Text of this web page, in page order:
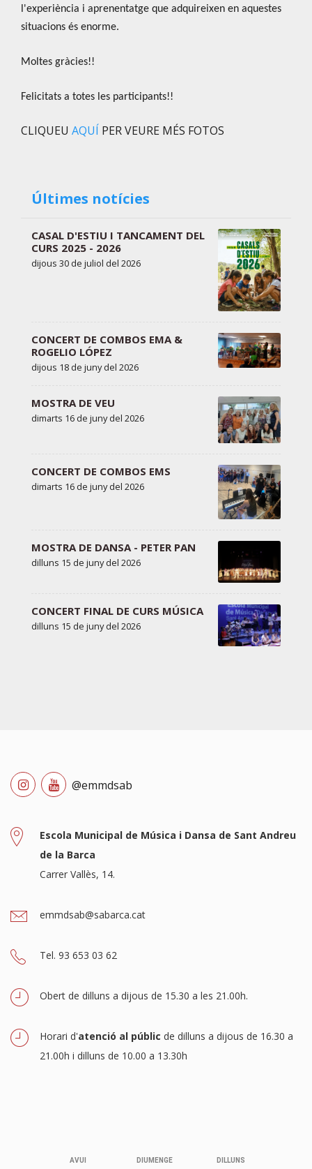
l'experiència i aprenentatge que adquireixen en aquestes
situacions és enorme.
Moltes gràcies!!
Felicitats a totes les participants!!
CLIQUEU AQUÍ PER VEURE MÉS FOTOS
Últimes notícies
CASAL D'ESTIU I TANCAMENT DEL
CURS 2025 - 2026
dijous 30 de juliol del 2026
CONCERT DE COMBOS EMA &
ROGELIO LÓPEZ
dijous 18 de juny del 2026
MOSTRA DE VEU
dimarts 16 de juny del 2026
CONCERT DE COMBOS EMS
dimarts 16 de juny del 2026
MOSTRA DE DANSA - PETER PAN
dilluns 15 de juny del 2026
CONCERT FINAL DE CURS MÚSICA
dilluns 15 de juny del 2026
@emmdsab
Escola Municipal de Música i Dansa de Sant Andreu
de la Barca
Carrer Vallès, 14.
emmdsab@sabarca.cat
Tel. 93 653 03 62
Obert de dilluns a dijous de 15.30 a les 21.00h.
Horari d'atenció al públic de dilluns a dijous de 16.30 a
21.00h i dilluns de 10.00 a 13.30h